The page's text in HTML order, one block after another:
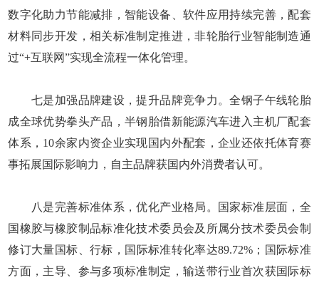
数字化助力节能减排，智能设备、软件应用持续完善，配套
材料同步开发，相关标准制定推进，非轮胎行业智能制造通
过“+互联网”实现全流程一体化管理。
七是加强品牌建设，提升品牌竞争力。全钢子午线轮胎
成全球优势拳头产品，半钢胎借新能源汽车进入主机厂配套
体系，10余家内资企业实现国内外配套，企业还依托体育赛
事拓展国际影响力，自主品牌获国内外消费者认可。
八是完善标准体系，优化产业格局。国家标准层面，全
国橡胶与橡胶制品标准化技术委员会及所属分技术委员会制
修订大量国标、行标，国际标准转化率达89.72%；国际标准
方面，主导、参与多项标准制定，输送带行业首次获国际标